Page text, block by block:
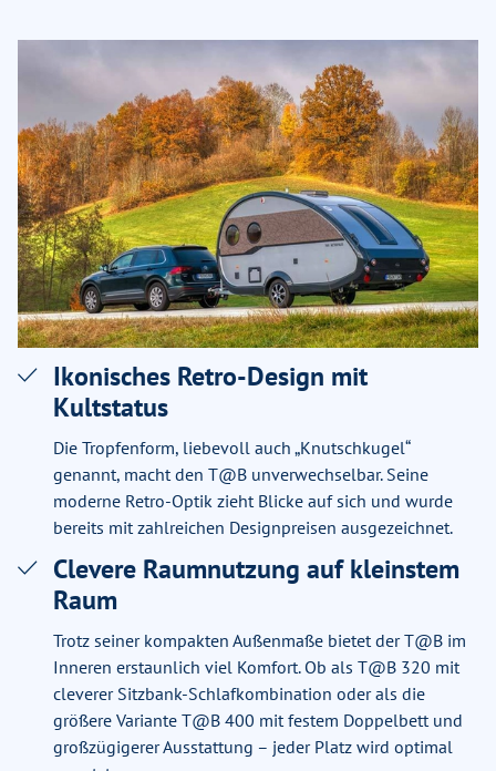
Ikonisches Retro-Design mit
Kultstatus
Die Tropfenform, liebevoll auch „Knutschkugel“
genannt, macht den T@B unverwechselbar. Seine
moderne Retro-Optik zieht Blicke auf sich und wurde
bereits mit zahlreichen Designpreisen ausgezeichnet.
Clevere Raumnutzung auf kleinstem
Raum
Trotz seiner kompakten Außenmaße bietet der T@B im
Inneren erstaunlich viel Komfort. Ob als T@B 320 mit
cleverer Sitzbank-Schlafkombination oder als die
größere Variante T@B 400 mit festem Doppelbett und
großzügigerer Ausstattung – jeder Platz wird optimal